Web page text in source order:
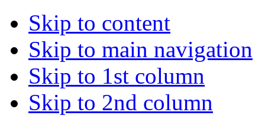
Skip to content
Skip to main navigation
Skip to 1st column
Skip to 2nd column